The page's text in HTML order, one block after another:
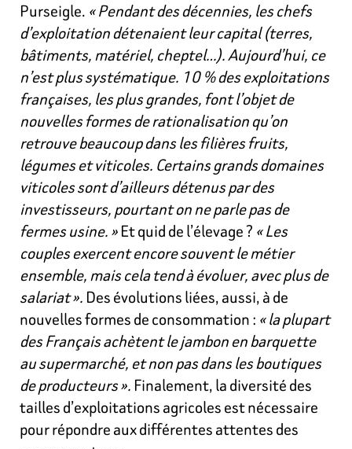
Purseigle. « Pendant des décennies, les chefs
d’exploitation détenaient leur capital (terres,
bâtiments, matériel, cheptel…). Aujourd’hui, ce
n’est plus systématique. 10 % des exploitations
françaises, les plus grandes, font l’objet de
nouvelles formes de rationalisation qu’on
retrouve beaucoup dans les filières fruits,
légumes et viticoles. Certains grands domaines
viticoles sont d’ailleurs détenus par des
investisseurs, pourtant on ne parle pas de
fermes usine. »Et quid de l’élevage ? « Les
couples exercent encore souvent le métier
ensemble, mais cela tend à évoluer, avec plus de
salariat ». Des évolutions liées, aussi, à de
nouvelles formes de consommation : « la plupart
des Français achètent le jambon en barquette
au supermarché, et non pas dans les boutiques
de producteurs ». Finalement, la diversité des
tailles d’exploitations agricoles est nécessaire
pour répondre aux différentes attentes des